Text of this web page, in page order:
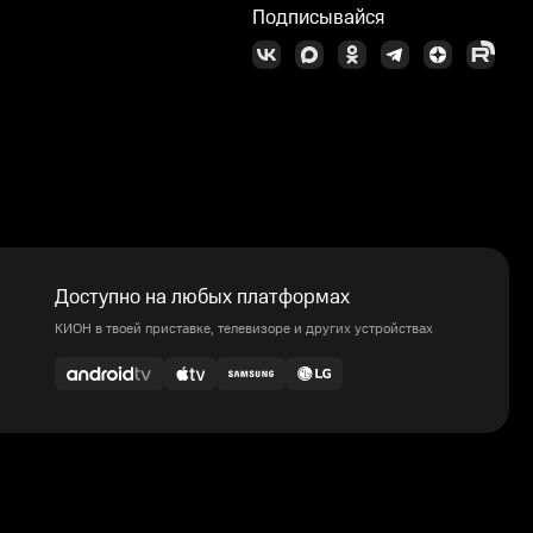
Подписывайся
Доступно на любых платформах
КИОН в твоей приставке, телевизоре и других устройствах